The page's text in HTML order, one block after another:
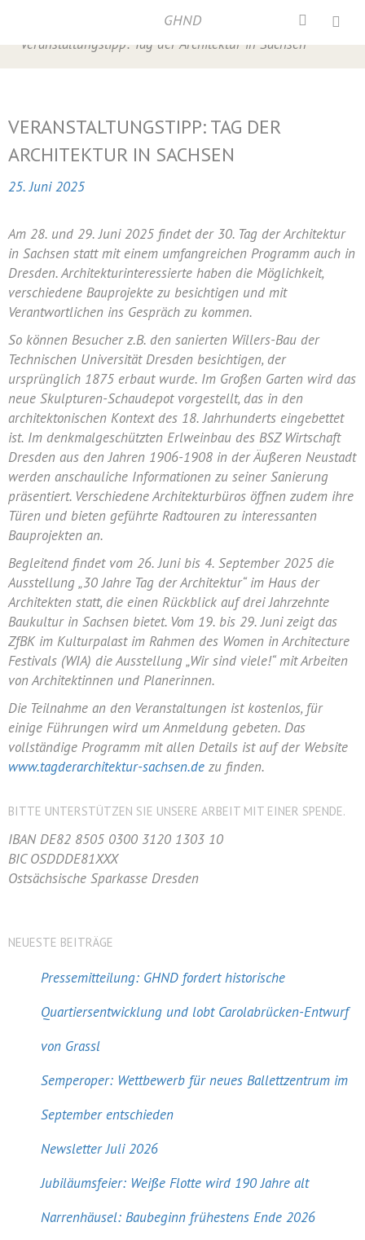
Veranstaltungen
Veranstaltungstipp: Tag der Architektur in Sachsen
VERANSTALTUNGSTIPP: TAG DER
ARCHITEKTUR IN SACHSEN
25. Juni 2025
Am 28. und 29. Juni 2025 findet der 30. Tag der Architektur
in Sachsen statt mit einem umfangreichen Programm auch in
Dresden. Architekturinteressierte haben die Möglichkeit,
verschiedene Bauprojekte zu besichtigen und mit
Verantwortlichen ins Gespräch zu kommen.
So können Besucher z.B. den sanierten Willers-Bau der
Technischen Universität Dresden besichtigen, der
ursprünglich 1875 erbaut wurde. Im Großen Garten wird das
neue Skulpturen-Schaudepot vorgestellt, das in den
architektonischen Kontext des 18. Jahrhunderts eingebettet
ist. Im denkmalgeschützten Erlweinbau des BSZ Wirtschaft
Dresden aus den Jahren 1906-1908 in der Äußeren Neustadt
werden anschauliche Informationen zu seiner Sanierung
präsentiert. Verschiedene Architekturbüros öffnen zudem ihre
Türen und bieten geführte Radtouren zu interessanten
Bauprojekten an.
Begleitend findet vom 26. Juni bis 4. September 2025 die
Ausstellung „30 Jahre Tag der Architektur“ im Haus der
Architekten statt, die einen Rückblick auf drei Jahrzehnte
Baukultur in Sachsen bietet. Vom 19. bis 29. Juni zeigt das
ZfBK im Kulturpalast im Rahmen des Women in Architecture
Festivals (WIA) die Ausstellung „Wir sind viele!“ mit Arbeiten
von Architektinnen und Planerinnen.
Die Teilnahme an den Veranstaltungen ist kostenlos, für
einige Führungen wird um Anmeldung gebeten. Das
vollständige Programm mit allen Details ist auf der Website
www.tagderarchitektur-sachsen.de zu finden.
BITTE UNTERSTÜTZEN SIE UNSERE ARBEIT MIT EINER SPENDE.
IBAN DE82 8505 0300 3120 1303 10
BIC OSDDDE81XXX
Ostsächsische Sparkasse Dresden
NEUESTE BEITRÄGE
Pressemitteilung: GHND fordert historische
Quartiersentwicklung und lobt Carolabrücken-Entwurf
von Grassl
Semperoper: Wettbewerb für neues Ballettzentrum im
September entschieden
Newsletter Juli 2026
Jubiläumsfeier: Weiße Flotte wird 190 Jahre alt
Narrenhäusel: Baubeginn frühestens Ende 2026
GHND